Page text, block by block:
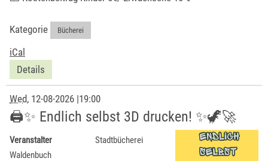
Kategorie Bücherei
iCal
Details
Wed, 12-08-2026 |19:00
🖨️✨ Endlich selbst 3D drucken! ✨🦖🚀
Veranstalter
Stadtbücherei
Waldenbuch